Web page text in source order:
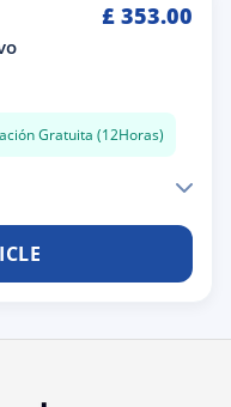
£ 353.00
Gratuita (12Horas)